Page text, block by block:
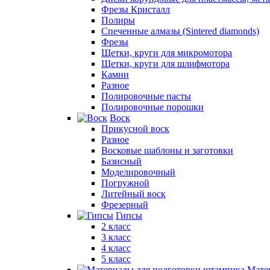
Фрезы Кристалл
Полиры
Спеченные алмазы (Sintered diamonds)
Фрезы
Щетки, круги для микромотора
Щетки, круги для шлифмотора
Камни
Разное
Полировочные пасты
Полировочные порошки
Воск
Прикусной воск
Разное
Восковые шаблоны и заготовки
Базисный
Моделировочный
Погружной
Литейный воск
Фрезерный
Гипсы
2 класс
3 класс
4 класс
5 класс